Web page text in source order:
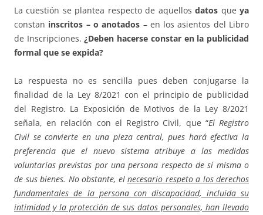
La cuestión se plantea respecto de aquellosdatos queya
constan inscritos – o anotados – en los asientos del Libro
de Inscripciones.¿Deben hacerse constar en la publicidad
formal que se expida?
La respuesta no es sencilla pues deben conjugarse la
finalidad de la Ley 8/2021 con el principio de publicidad
del Registro. La Exposición de Motivos de la Ley 8/2021
señala, en relación con el Registro Civil, que “El Registro
Civil se convierte en una pieza central, pues hará efectiva la
preferencia que el nuevo sistema atribuye a las medidas
voluntarias previstas por una persona respecto de sí misma o
de sus bienes. No obstante, el necesario respeto a los derechos
fundamentales de la persona con discapacidad, incluida su
intimidad y la protección de sus datos personales, han llevado